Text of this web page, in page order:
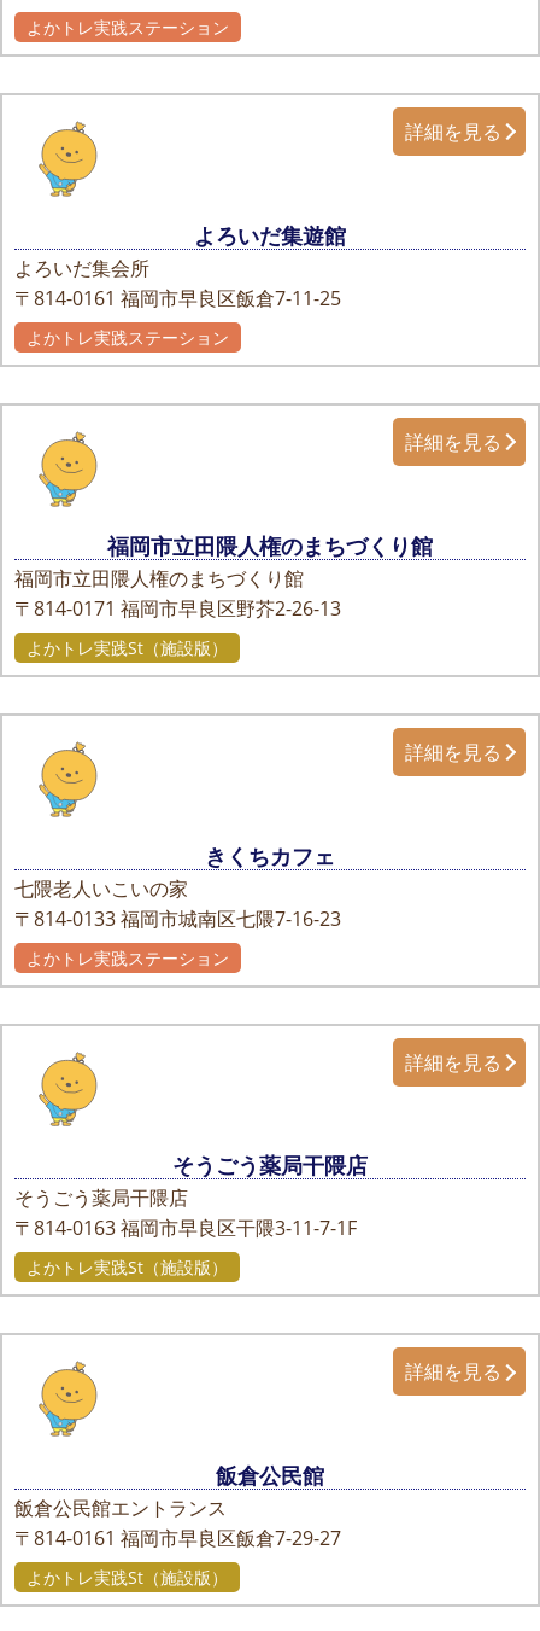
よかトレ実践ステーション
よろいだ集遊館
よろいだ集会所
〒814-0161 福岡市早良区飯倉7-11-25
詳細を見る
よかトレ実践ステーション
福岡市立田隈人権のまちづくり館
福岡市立田隈人権のまちづくり館
〒814-0171 福岡市早良区野芥2-26-13
詳細を見る
よかトレ実践St（施設版）
きくちカフェ
七隈老人いこいの家
〒814-0133福岡市城南区七隈7-16-23
詳細を見る
よかトレ実践ステーション
そうごう薬局干隈店
そうごう薬局干隈店
〒814-0163福岡市早良区干隈3-11-7-1F
詳細を見る
よかトレ実践St（施設版）
飯倉公民館
飯倉公民館エントランス
〒814-0161 福岡市早良区飯倉7-29-27
詳細を見る
よかトレ実践St（施設版）